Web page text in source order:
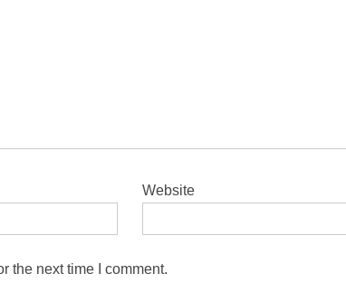
Website
the next time I comment.